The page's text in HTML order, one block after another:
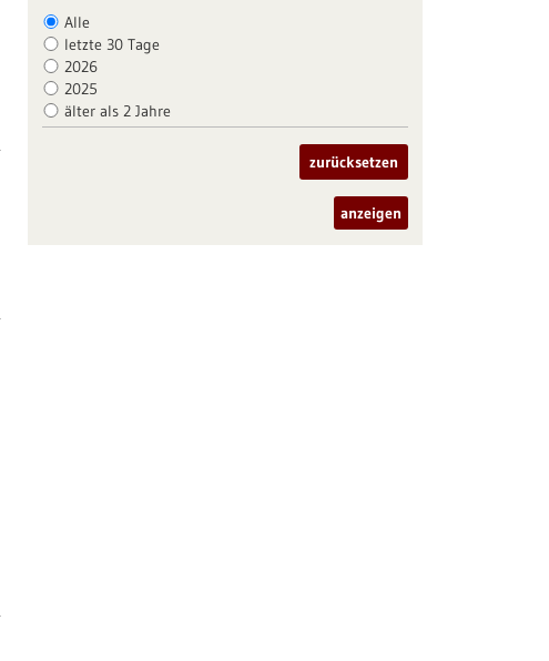
Alle
letzte 30 Tage
2026
2025
älter als 2 Jahre
zurücksetzen
anzeigen